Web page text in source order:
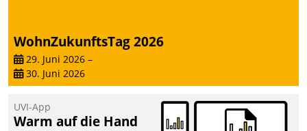
WohnZukunftsTag 2026
29. Juni 2026 –
30. Juni 2026
UVI-App
Warm auf die Hand